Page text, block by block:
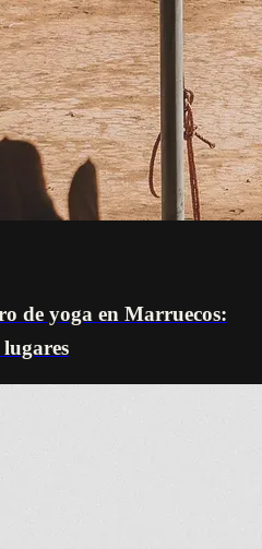
de yoga en Marruecos: